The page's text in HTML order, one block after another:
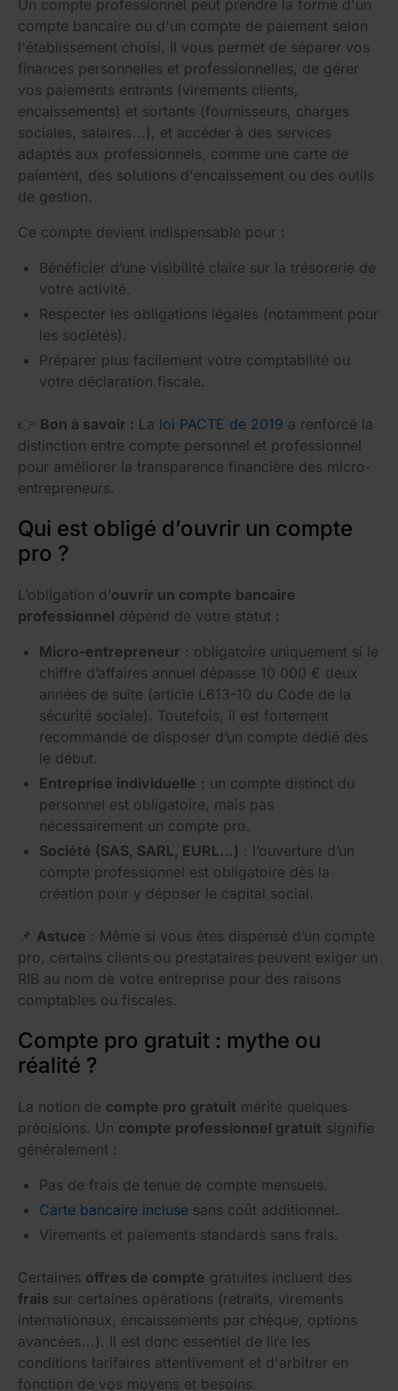
Un compte professionnel peut prendre la forme d'un
compte bancaire ou d'un compte de paiement selon
l'établissement choisi. Il vous permet de séparer vos
finances personnelles et professionnelles, de gérer
vos paiements entrants (virements clients,
encaissements) et sortants (fournisseurs, charges
sociales, salaires…), et accéder à des services
adaptés aux professionnels, comme une carte de
paiement, des solutions d'encaissement ou des outils
de gestion.
Ce compte devient indispensable pour :
Bénéficier d’une visibilité claire sur la trésorerie de
votre activité.
Respecter les obligations légales (notamment pour
les sociétés).
Préparer plus facilement votre comptabilité ou
votre déclaration fiscale.
👉 Bon à savoir : La loi PACTE de 2019 a renforcé la
distinction entre compte personnel et professionnel
pour améliorer la transparence financière des micro-
entrepreneurs.
Qui est obligé d’ouvrir un compte
pro ?
L’obligation d’ouvrir un compte bancaire
professionnel dépend de votre statut :
Micro-entrepreneur : obligatoire uniquement si le
chiffre d’affaires annuel dépasse 10 000 € deux
années de suite (article L613-10 du Code de la
sécurité sociale). Toutefois, il est fortement
recommandé de disposer d’un compte dédié dès
le début.
Entreprise individuelle : un compte distinct du
personnel est obligatoire, mais pas
nécessairement un compte pro.
Société (SAS, SARL, EURL…) : l’ouverture d’un
compte professionnel est obligatoire dès la
création pour y déposer le capital social.
📌 Astuce : Même si vous êtes dispensé d’un compte
pro, certains clients ou prestataires peuvent exiger un
RIB au nom de votre entreprise pour des raisons
comptables ou fiscales.
Compte pro gratuit : mythe ou
réalité ?
La notion de compte pro gratuit mérite quelques
précisions. Un compte professionnel gratuit signifie
généralement :
Pas de frais de tenue de compte mensuels.
Carte bancaire incluse sans coût additionnel.
Virements et paiements standards sans frais.
Certaines offres de compte gratuites incluent des
frais sur certaines opérations (retraits, virements
internationaux, encaissements par chèque, options
avancées…). Il est donc essentiel de lire les
conditions tarifaires attentivement et d'arbitrer en
fonction de vos moyens et besoins.